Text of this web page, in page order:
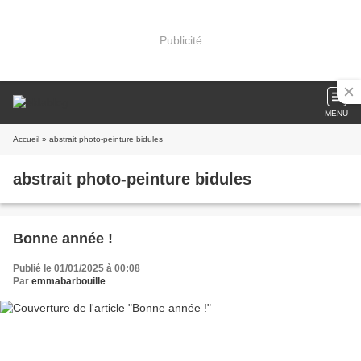
Publicité
MENU
Accueil » abstrait photo-peinture bidules
abstrait photo-peinture bidules
Bonne année !
Publié le 01/01/2025 à 00:08
Par emmabarbouille